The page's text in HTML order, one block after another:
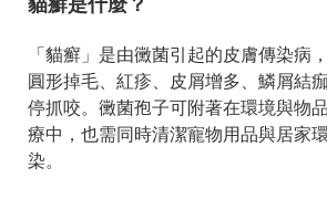
「貓癬」是由黴菌引起的皮膚傳染病
圓形掉毛、紅疹、皮屑增多、鱗屑結
停抓咬。黴菌孢子可附著在環境與物
療中，也需同時清潔寵物用品與居家
染。